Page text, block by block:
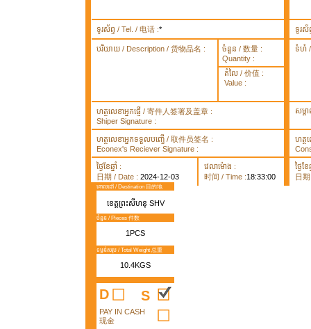
ទូរស័ព្ទ / Tel. / 电话 :* ទូរស័
បរិយាយ / Description / 货物品名 :
ចំនួន / 数量 :
Quantity :
តំលៃ / 价值 :
Value :
ទំហំ /
ហត្ថលេខាអ្នកផ្ញើ / 寄件人签署及盖章 :
Shiper Signature :
សម្គ
ហត្ថលេខាអ្នកទទួលបញ្ធើ / 取件员签名 :
Econex's Reciever Signature :
ហត្ថ
ថ្ងៃខែឆ្នាំ :
日期 / Date : 2024-12-03
វេលាម៉ោង :
时间 / Time :18:33:00
ថ្ងៃខែ
日
គោលដៅ / Destination 目的地
ខេត្តព្រះសីហនុ SHV
ចំនួន / Pieces 件数
1PCS
ទម្ងន់សរុប / Total Weight 总重
10.4KGS
D S
PAY IN CASH
现金